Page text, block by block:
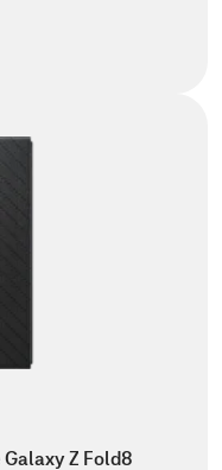
Z Fold8